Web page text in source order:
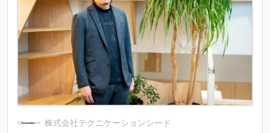
株式会社テクニケーションシード